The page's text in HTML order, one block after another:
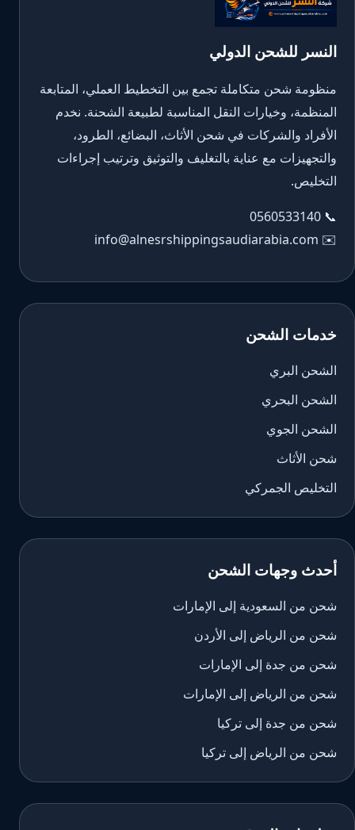
النسر للشحن الدولي
منظومة شحن متكاملة تجمع بين التخطيط العملي، المتابعة
المنظمة، وخيارات النقل المناسبة لطبيعة الشحنة. نخدم
الأفراد والشركات في شحن الأثاث، البضائع، الطرود،
والتجهيزات مع عناية بالتغليف والتوثيق وترتيب إجراءات
التخليص.
📞
0560533140
✉️
info@alnesrshippingsaudiarabia.com
خدمات الشحن
الشحن البري
الشحن البحري
الشحن الجوي
شحن الأثاث
التخليص الجمركي
أحدث وجهات الشحن
شحن من السعودية إلى الإمارات
شحن من الرياض إلى الأردن
شحن من جدة إلى الإمارات
شحن من الرياض إلى الإمارات
شحن من جدة إلى تركيا
شحن من الرياض إلى تركيا